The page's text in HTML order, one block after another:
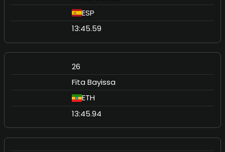
ESP
13:45.59
26
Fita Bayissa
ETH
13:45.94